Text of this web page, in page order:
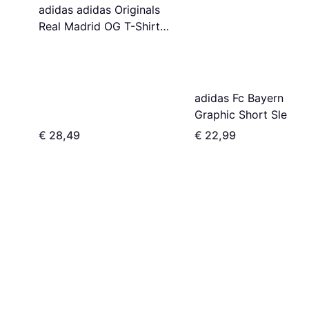
adidas adidas Originals
Real Madrid OG T-Shirt
€ 28,49
adidas Fc Bayern
Graphic Short Sleeve
shirt - Wit
€ 22,99